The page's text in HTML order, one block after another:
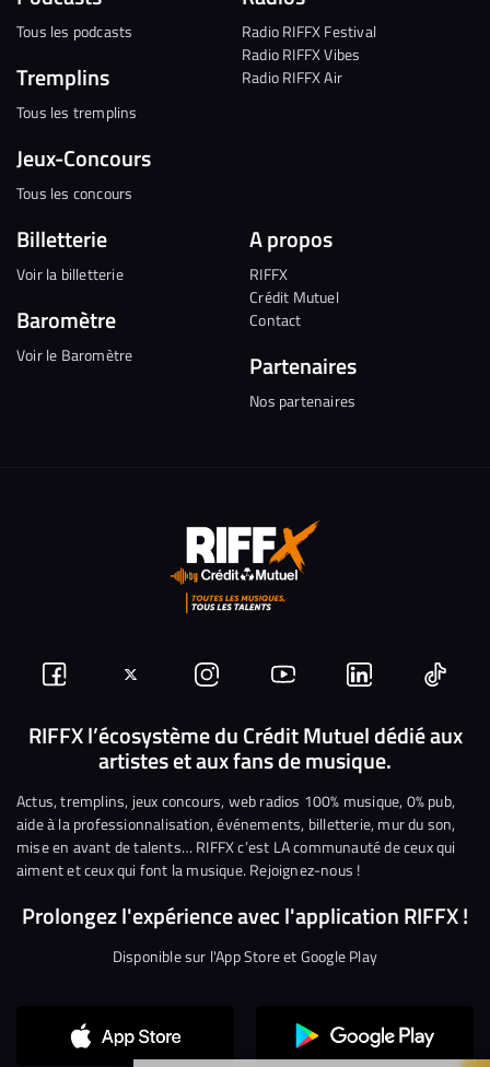
Tous les podcasts
Tremplins
Tous les tremplins
Jeux-Concours
Tous les concours
Radio RIFFX Festival
Radio RIFFX Vibes
Radio RIFFX Air
Billetterie
Voir la billetterie
Baromètre
Voir le Baromètre
A propos
RIFFX
Crédit Mutuel
Contact
Partenaires
Nos partenaires
Suivez-
nous
Facebook
Suivez-
nous
sur
Twitter
Nous
rejoindre
sur
Instagram
Nous
rejoindre
sur
YouTube
Nous
rejoindre
sur
Linkedin
Nous
RIFFX l’écosystème du Crédit Mutuel dédié aux
artistes et aux fans de musique.
Actus, tremplins, jeux concours, web radios 100% musique, 0% pub,
aide à la professionnalisation, événements, billetterie, mur du son,
mise en avant de talents… RIFFX c’est LA communauté de ceux qui
aiment et ceux qui font la musique. Rejoignez-nous !
Prolongez l'expérience avec l'application RIFFX !
Disponible sur l'App Store et Google Play